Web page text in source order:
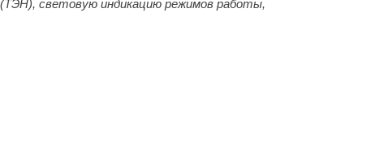
световую индикацию режимов работы,